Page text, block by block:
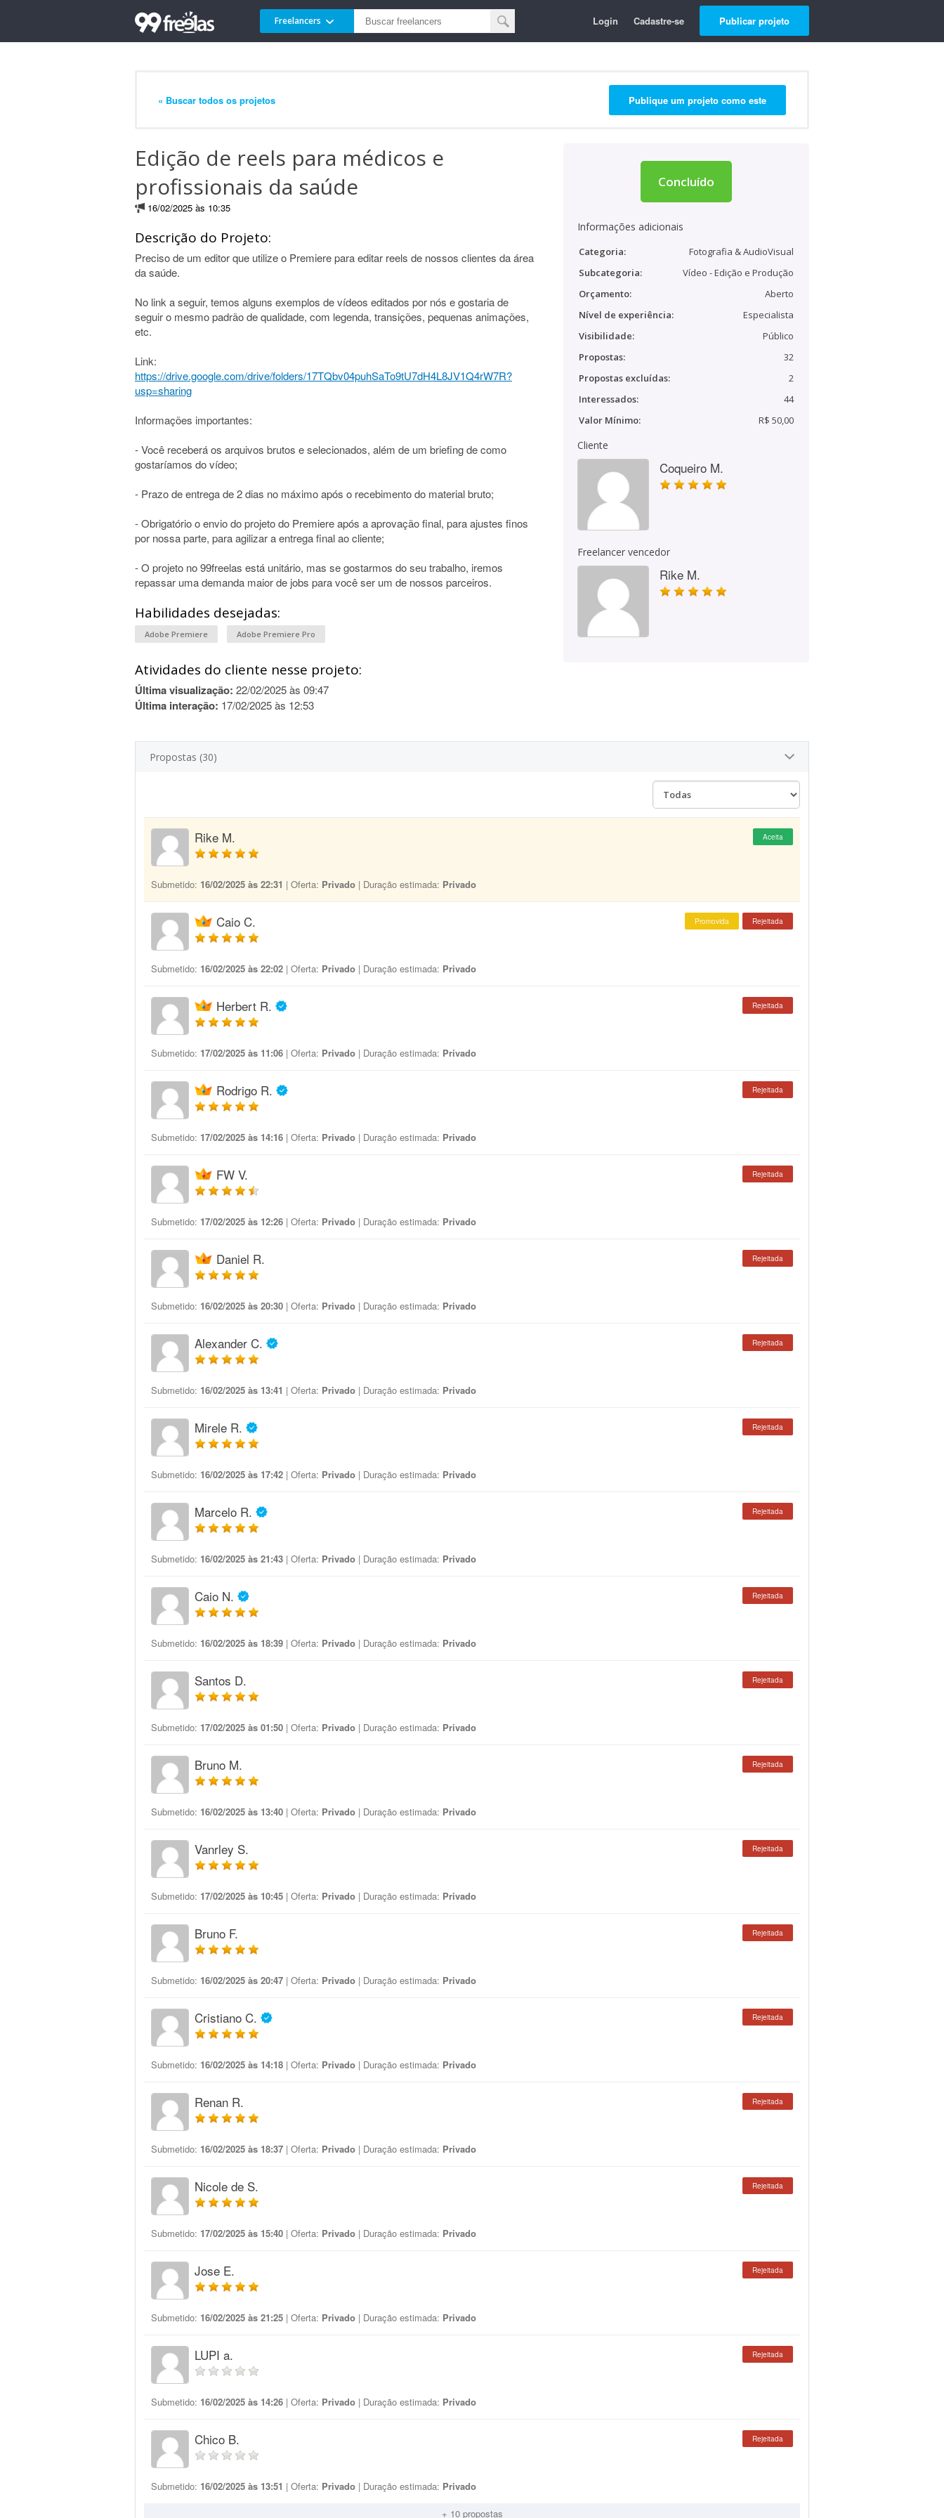
Freelancers Login Cadastre-se Publicar projeto
« Buscar todos os projetos Publique um projeto como este
Edição de reels para médicos e
profissionais da saúde
16/02/2025 às 10:35
Descrição do Projeto:
Preciso de um editor que utilize o Premiere para editar reels de nossos clientes da área
da saúde.
No link a seguir, temos alguns exemplos de vídeos editados por nós e gostaria de
seguir o mesmo padrão de qualidade, com legenda, transições, pequenas animações,
etc.
Link:
https://drive.google.com/drive/folders/17TQbv04puhSaTo9tU7dH4L8JV1Q4rW7R?
usp=sharing
Informações importantes:
- Você receberá os arquivos brutos e selecionados, além de um briefing de como
gostaríamos do vídeo;
- Prazo de entrega de 2 dias no máximo após o recebimento do material bruto;
- Obrigatório o envio do projeto do Premiere após a aprovação final, para ajustes finos
por nossa parte, para agilizar a entrega final ao cliente;
- O projeto no 99freelas está unitário, mas se gostarmos do seu trabalho, iremos
repassar uma demanda maior de jobs para você ser um de nossos parceiros.
Habilidades desejadas:
Adobe Premiere Adobe Premiere Pro
Atividades do cliente nesse projeto:
Última visualização: 22/02/2025 às 09:47
Última interação: 17/02/2025 às 12:53
Concluído
Informações adicionais
Categoria:
Fotografia & AudioVisual
Subcategoria:
Vídeo - Edição e Produção
Orçamento:
Aberto
Nível de experiência:
Especialista
Visibilidade:
Público
Propostas:
32
Propostas excluídas:
2
Interessados:
44
Valor Mínimo:
R$ 50,00
Cliente
Coqueiro M.
Freelancer vencedor
Rike M.
Propostas (30)
Rike M. Aceita
Submetido: 16/02/2025 às 22:31 | Oferta: Privado | Duração estimada: Privado
Caio C. Promovida Rejeitada
Submetido: 16/02/2025 às 22:02 | Oferta: Privado | Duração estimada: Privado
Herbert R. Rejeitada
Submetido: 17/02/2025 às 11:06 | Oferta: Privado | Duração estimada: Privado
Rodrigo R. Rejeitada
Submetido: 17/02/2025 às 14:16 | Oferta: Privado | Duração estimada: Privado
FW V. Rejeitada
Submetido: 17/02/2025 às 12:26 | Oferta: Privado | Duração estimada: Privado
Daniel R. Rejeitada
Submetido: 16/02/2025 às 20:30 | Oferta: Privado | Duração estimada: Privado
Alexander C. Rejeitada
Submetido: 16/02/2025 às 13:41 | Oferta: Privado | Duração estimada: Privado
Mirele R. Rejeitada
Submetido: 16/02/2025 às 17:42 | Oferta: Privado | Duração estimada: Privado
Marcelo R. Rejeitada
Submetido: 16/02/2025 às 21:43 | Oferta: Privado | Duração estimada: Privado
Caio N. Rejeitada
Submetido: 16/02/2025 às 18:39 | Oferta: Privado | Duração estimada: Privado
Santos D. Rejeitada
Submetido: 17/02/2025 às 01:50 | Oferta: Privado | Duração estimada: Privado
Bruno M. Rejeitada
Submetido: 16/02/2025 às 13:40 | Oferta: Privado | Duração estimada: Privado
Vanrley S. Rejeitada
Submetido: 17/02/2025 às 10:45 | Oferta: Privado | Duração estimada: Privado
Bruno F. Rejeitada
Submetido: 16/02/2025 às 20:47 | Oferta: Privado | Duração estimada: Privado
Cristiano C. Rejeitada
Submetido: 16/02/2025 às 14:18 | Oferta: Privado | Duração estimada: Privado
Renan R. Rejeitada
Submetido: 16/02/2025 às 18:37 | Oferta: Privado | Duração estimada: Privado
Nicole de S. Rejeitada
Submetido: 17/02/2025 às 15:40 | Oferta: Privado | Duração estimada: Privado
Jose E. Rejeitada
Submetido: 16/02/2025 às 21:25 | Oferta: Privado | Duração estimada: Privado
LUPI a. Rejeitada
Submetido: 16/02/2025 às 14:26 | Oferta: Privado | Duração estimada: Privado
Chico B. Rejeitada
Submetido: 16/02/2025 às 13:51 | Oferta: Privado | Duração estimada: Privado
+ 10 propostas